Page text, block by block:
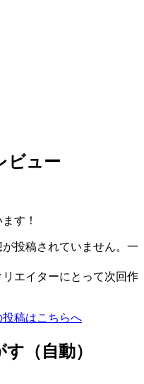
ビュー
す！
投稿されていません。一
エイターにとって次回作
稿はこちらへ
（自動）